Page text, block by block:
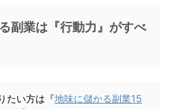
副業は『行動力』がすべ
たい方は『地味に儲かる副業15